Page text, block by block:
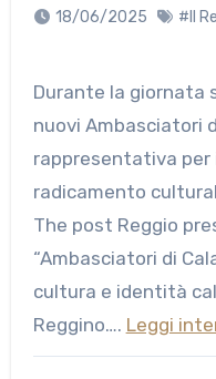
18/06/2025 #Il
Durante la giornata sono stati ufficializzati i
nuovi Ambasciatori
rappresentativa
radicamento
The post Reggio
“Ambasciatori di
cultura e identità
Reggino…. Leggi